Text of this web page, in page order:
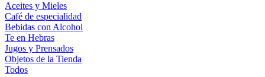
Aceites y Mieles
Café de especialidad
Bebidas con Alcohol
Te en Hebras
Jugos y Prensados
Objetos de la Tienda
Todos